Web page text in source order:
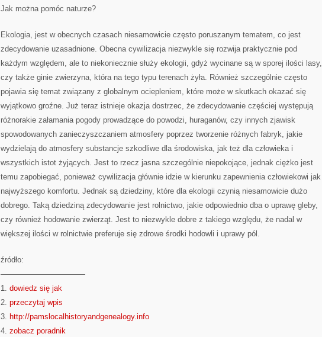
Jak można pomóc naturze?
Ekologia, jest w obecnych czasach niesamowicie często poruszanym tematem, co jest
zdecydowanie uzasadnione. Obecna cywilizacja niezwykle się rozwija praktycznie pod
każdym względem, ale to niekoniecznie służy ekologii, gdyż wycinane są w sporej ilości lasy,
czy także ginie zwierzyna, która na tego typu terenach żyła. Również szczególnie często
pojawia się temat związany z globalnym ociepleniem, które może w skutkach okazać się
wyjątkowo groźne. Już teraz istnieje okazja dostrzec, że zdecydowanie częściej występują
różnorakie załamania pogody prowadzące do powodzi, huraganów, czy innych zjawisk
spowodowanych zanieczyszczaniem atmosfery poprzez tworzenie różnych fabryk, jakie
wydzielają do atmosfery substancje szkodliwe dla środowiska, jak też dla człowieka i
wszystkich istot żyjących. Jest to rzecz jasna szczególnie niepokojące, jednak ciężko jest
temu zapobiegać, ponieważ cywilizacja głównie idzie w kierunku zapewnienia człowiekowi jak
najwyższego komfortu. Jednak są dziedziny, które dla ekologii czynią niesamowicie dużo
dobrego. Taką dziedziną zdecydowanie jest rolnictwo, jakie odpowiednio dba o uprawę gleby,
czy również hodowanie zwierząt. Jest to niezwykle dobre z takiego względu, że nadal w
większej ilości w rolnictwie preferuje się zdrowe środki hodowli i uprawy pól.
źródło:
———————————
1. dowiedz się jak
2. przeczytaj wpis
3. http://pamslocalhistoryandgenealogy.info
4. zobacz poradnik